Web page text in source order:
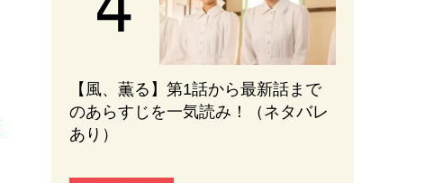
【風、薫る】第1話から最新話まで
のあらすじを一気読み！（ネタバレ
あり）